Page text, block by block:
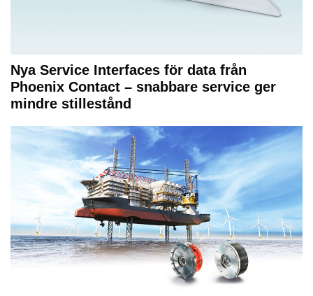
Nya Service Interfaces för data från
Phoenix Contact – snabbare service ger
mindre stillestånd